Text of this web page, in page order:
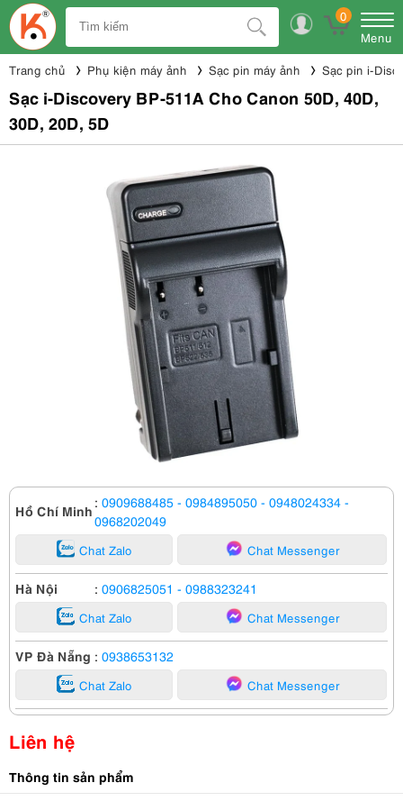
0
Menu
Trang chủ Phụ kiện máy ảnh Sạc pin máy ảnh Sạc pin i-
Sạc i-Discovery BP-511A Cho Canon 50D, 40D,
30D, 20D, 5D
Hồ Chí Minh : 0909688485 - 0984895050 - 0948024334 -
0968202049
Chat Zalo Chat Messenger
Hà Nội : 0906825051 - 0988323241
Chat Zalo Chat Messenger
VP Đà Nẵng : 0938653132
Chat Zalo Chat Messenger
Liên hệ
Thông tin sản phẩm